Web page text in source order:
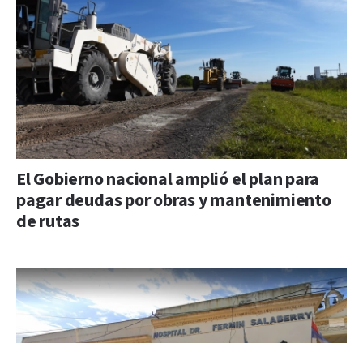
El Gobierno nacional amplió el plan para
pagar deudas por obras y mantenimiento
de rutas